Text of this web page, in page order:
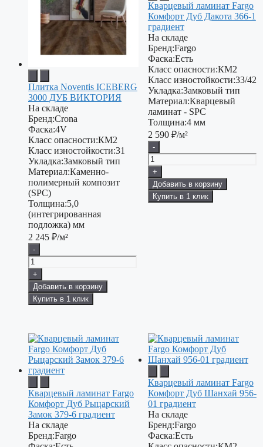
Плитка Noventis ICEBERG
3000 ДУБ ВИКТОРИЯ
На складе
Бренд:Crona
Фаска:4V
Класс опасности:КМ2
Класс изностойкости:31
Укладка:Замковый тип
Материал:Каменно-
полимерный композит
(SPC)
Толщина:5,0
(интегрированная
подложка) мм
2 245 ₽/м²
-
+
Добавить в корзину
Купить в 1 клик
Кварцевый ламинат Fargo
Комфорт Дуб Дакота 366-1
градиент
На складе
Бренд:Fargo
Фаска:Есть
Класс опасности:КМ2
Класс изностойкости:33/42
Укладка:Замковый тип
Материал:Кварцевый
ламинат - SPC
Толщина:4 мм
2 590 ₽/м²
-
+
Добавить в корзину
Купить в 1 клик
Кварцевый ламинат Fargo
Комфорт Дуб Рыцарский
Замок 379-6 градиент
На складе
Бренд:Fargo
Кварцевый ламинат Fargo
Комфорт Дуб Шанхай 956-
01 градиент
На складе
Бренд:Fargo
Фаска:Есть